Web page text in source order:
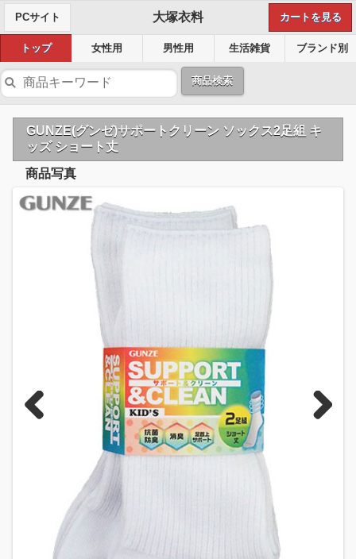
PCサイト 大塚衣料 カートを見る
トップ 女性用 男性用 生活雑貨 ブランド別
商品検索
GUNZE(グンゼ)サポートクリーン ソックス2足組 キ
ッズ ショート丈
商品写真